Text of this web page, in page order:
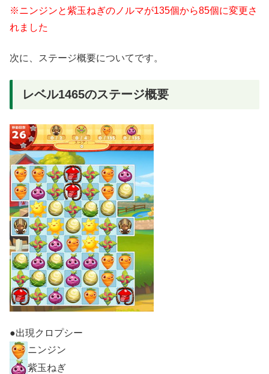
※ニンジンと紫玉ねぎのノルマが135個から85個に変更さ
れました
次に、ステージ概要についてです。
レベル1465のステージ概要
●出現クロプシー
ニンジン
紫玉ねぎ